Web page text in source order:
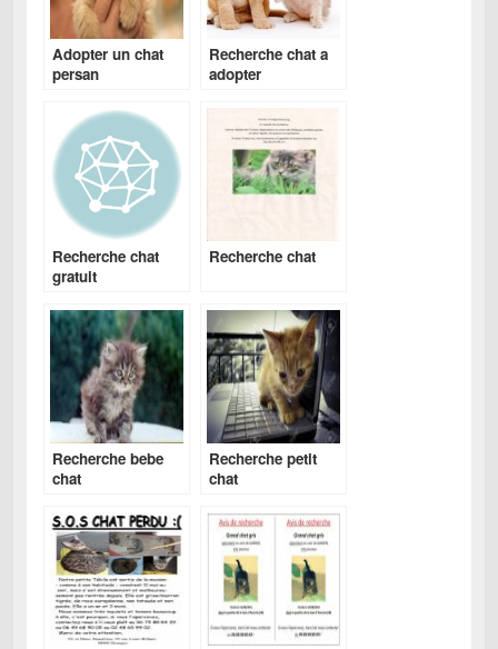
Adopter un chat
persan
Recherche chat a
adopter
Recherche chat
gratuit
Recherche chat
Recherche bebe
chat
Recherche petit
chat